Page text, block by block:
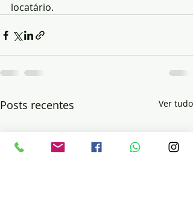
locatário.
Posts recentes Ver tudo